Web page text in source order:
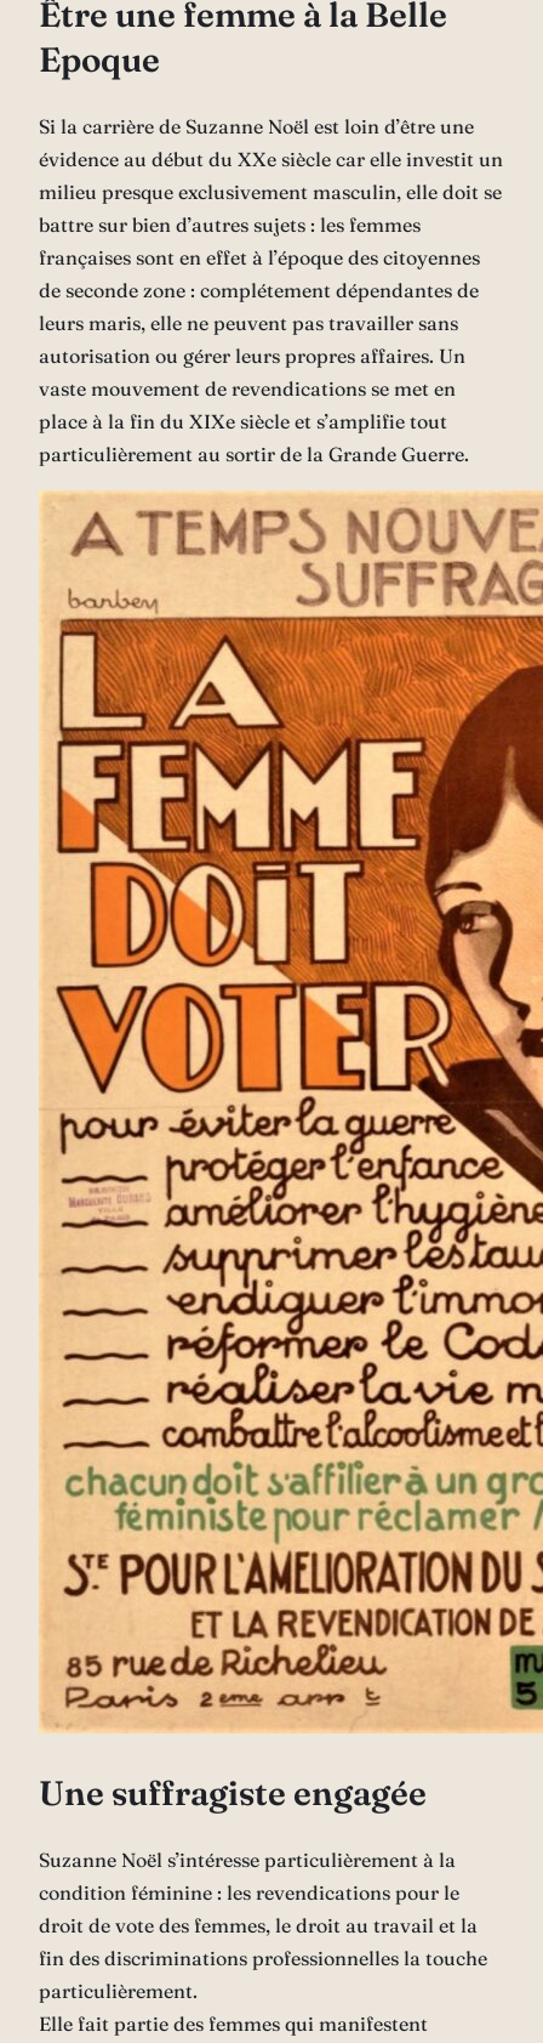
Être une femme à la Belle
Epoque
Si la carrière de Suzanne Noël est loin d’être une
évidence au début du XXe siècle car elle investit un
milieu presque exclusivement masculin, elle doit se
battre sur bien d’autres sujets : les femmes
françaises sont en effet à l’époque des citoyennes
de seconde zone : complétement dépendantes de
leurs maris, elle ne peuvent pas travailler sans
autorisation ou gérer leurs propres affaires. Un
vaste mouvement de revendications se met en
place à la fin du XIXe siècle et s’amplifie tout
particulièrement au sortir de la Grande Guerre.
Une suffragiste engagée
Suzanne Noël s’intéresse particulièrement à la
condition féminine : les revendications pour le
droit de vote des femmes, le droit au travail et la
fin des discriminations professionnelles la touche
particulièrement.
Elle fait partie des femmes qui manifestent